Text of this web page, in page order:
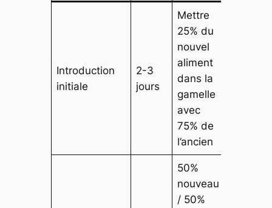
Introduction
initiale
2-3
jours
Mettre
25% du
nouvel
aliment
dans la
gamelle
avec
75% de
l’ancien
50%
nouveau
/ 50%